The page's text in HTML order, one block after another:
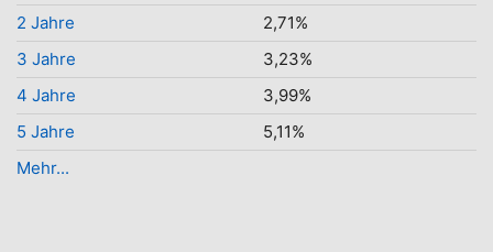
2 Jahre
2,71%
3 Jahre
3,23%
4 Jahre
3,99%
5 Jahre
5,11%
Mehr...